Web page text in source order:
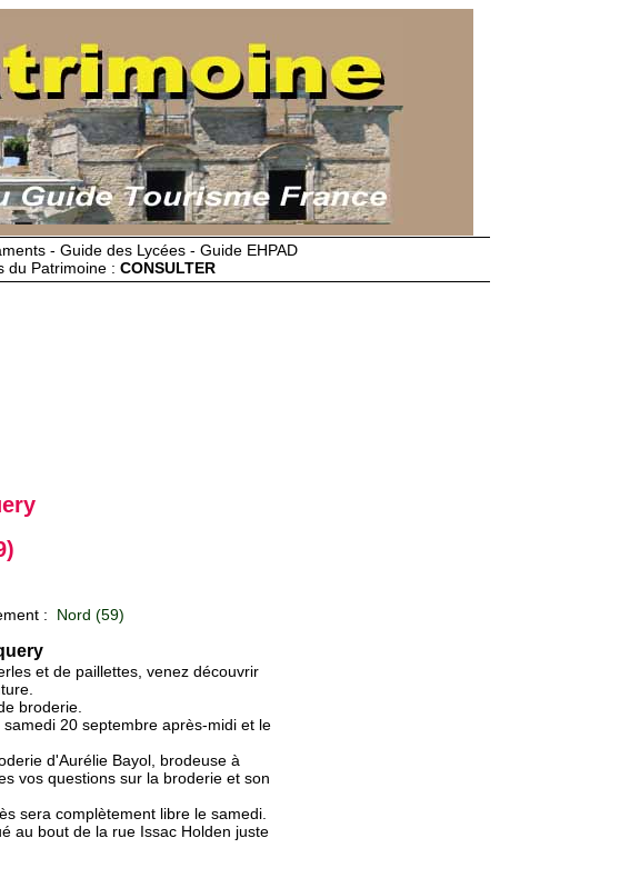
- Guide des Lycées - Guide EHPAD
du Patrimoine : CONSULTER
: Nord (59)
et de paillettes, venez découvrir
broderie.
20 septembre après-midi et le
d'Aurélie Bayol, brodeuse à
vos questions sur la broderie et son
sera complètement libre le samedi.
au bout de la rue Issac Holden juste